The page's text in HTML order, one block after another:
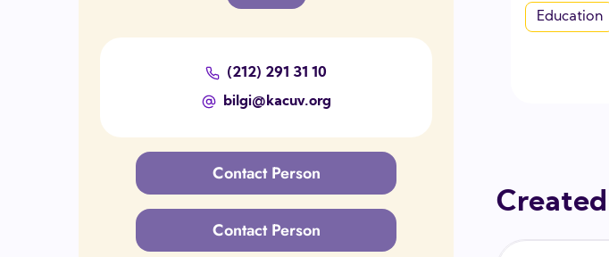
(212) 291 31 10
bilgi@kacuv.org
Contact Person
Contact Person
Education